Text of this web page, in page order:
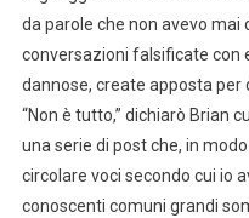
da parole che non avevo
conversazioni falsificate con
dannose, create apposta per
“Non è tutto,” dichiarò Brian
una serie di post che, in
circolare voci secondo cui io
conoscenti comuni grandi